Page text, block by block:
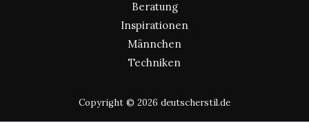
Beratung
Inspirationen
Männchen
Techniken
Copyright © 2026 deutscherstil.de